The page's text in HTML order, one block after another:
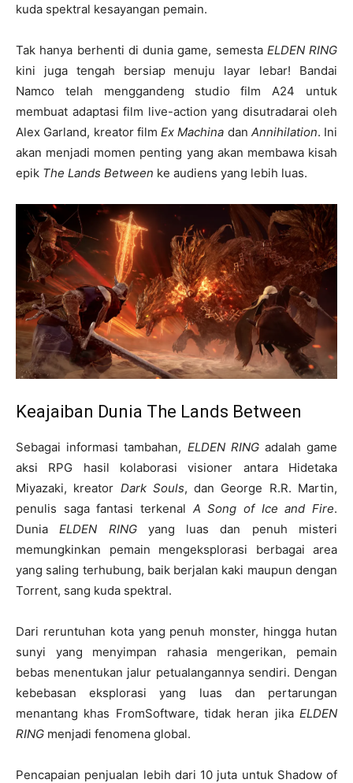
kuda spektral kesayangan pemain.
Tak hanya berhenti di dunia game, semesta ELDEN RING
kini juga tengah bersiap menuju layar lebar! Bandai
Namco telah menggandeng studio film A24 untuk
membuat adaptasi film live-action yang disutradarai oleh
Alex Garland, kreator film Ex Machina dan Annihilation. Ini
akan menjadi momen penting yang akan membawa kisah
epik The Lands Between ke audiens yang lebih luas.
Keajaiban Dunia The Lands Between
Sebagai informasi tambahan, ELDEN RINGadalah game
aksi RPG hasil kolaborasi visioner antara Hidetaka
Miyazaki, kreator Dark Souls, dan George R.R. Martin,
penulis saga fantasi terkenal A Song of Ice and Fire.
DuniaELDEN RINGyang luas dan penuh misteri
memungkinkan pemain mengeksplorasi berbagai area
yang saling terhubung, baik berjalan kaki maupun dengan
Torrent, sang kuda spektral.
Dari reruntuhan kota yang penuh monster, hingga hutan
sunyi yang menyimpan rahasia mengerikan, pemain
bebas menentukan jalur petualangannya sendiri. Dengan
kebebasan eksplorasi yang luas dan pertarungan
menantang khas FromSoftware, tidak heran jika ELDEN
RING menjadi fenomena global.
Pencapaian penjualan lebih dari 10 juta untuk Shadow of